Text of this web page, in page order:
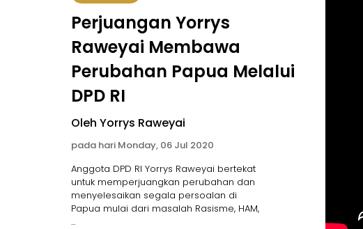
Perjuangan Yorrys
Raweyai Membawa
Perubahan Papua Melalui
DPD RI
Oleh Yorrys Raweyai
pada hari Monday, 06 Jul 2020
Anggota DPD RI Yorrys Raweyai bertekat
untuk memperjuangkan perubahan dan
menyelesaikan segala persoalan di
Papua mulai dari masalah Rasisme, HAM,
...